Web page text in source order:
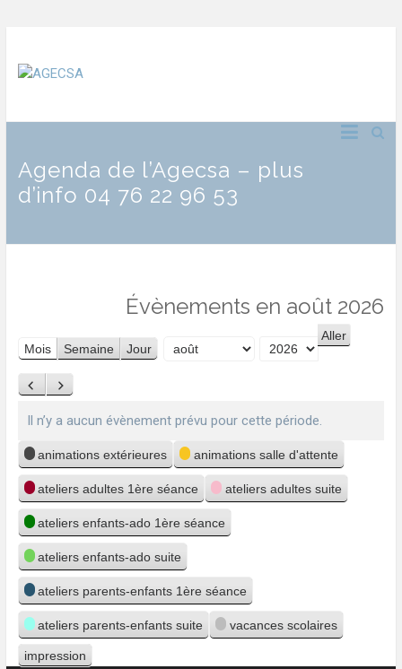
Agenda de l’Agecsa – plus
d’info 04 76 22 96 53
Évènements en août 2026
Mois Semaine Jour
Précédent
Suivant
Il n’y a aucun évènement prévu pour cette période.
Catégories
animations extérieures animations salle d'attente
ateliers adultes 1ère séance ateliers adultes suite
ateliers enfants-ado 1ère séance
ateliers enfants-ado suite
ateliers parents-enfants 1ère séance
ateliers parents-enfants suite vacances scolaires
Vue
impression